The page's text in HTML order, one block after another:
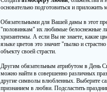
основательно подготовиться и
Обязательными для Вашей дамы в этот
"половинкам" их любимые белоснежные
хризантемы. А если Вы не знаете, какие
языке цветов это значит "пылко и
объекту своей страсти.
Другим обязательным атрибутом в День
можно найти в совершенно различных
другие символы влюбленных. Выберите
признанием в любви. Подсластить